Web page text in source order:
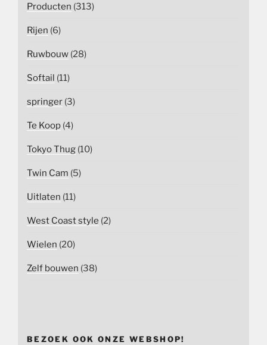
Producten (313)
Rijen (6)
Ruwbouw (28)
Softail (11)
springer (3)
Te Koop (4)
Tokyo Thug (10)
Twin Cam (5)
Uitlaten (11)
West Coast style (2)
Wielen (20)
Zelf bouwen (38)
BEZOEK OOK ONZE WEBSHOP!